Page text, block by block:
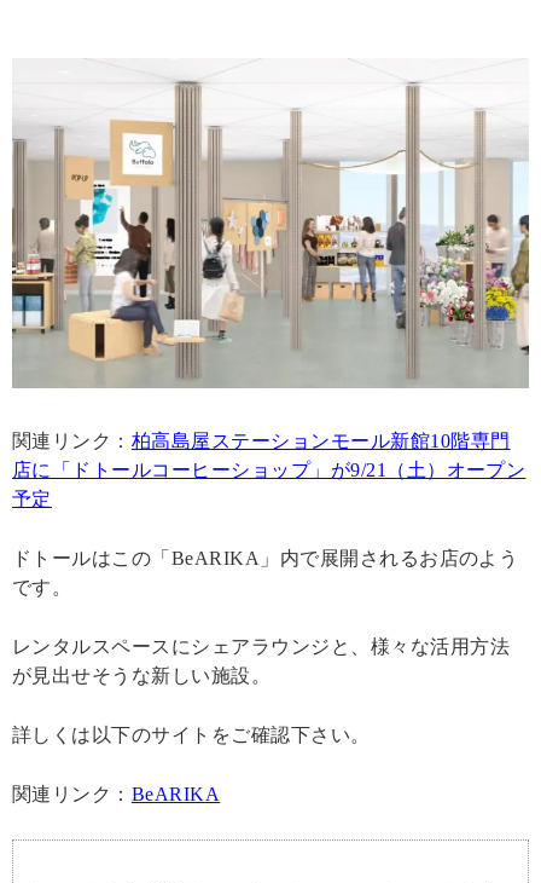
関連リンク： 柏高島屋ステーションモール新館10階専門
店に「ドトールコーヒーショップ」が9/21（土）オープン
予定
ドトールはこの「BeARIKA」内で展開されるお店のよう
です。
レンタルスペースにシェアラウンジと、様々な活用方法
が見出せそうな新しい施設。
詳しくは以下のサイトをご確認下さい。
関連リンク： BeARIKA